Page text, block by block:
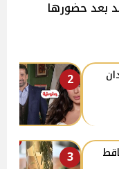
بعد حضورها
2
3